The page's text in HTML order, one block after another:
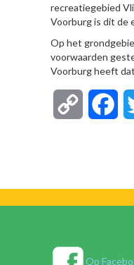
recreatiegebied
Voorburg is dit de
Op het
voorwaarden
Voorburg heeft
Copy
Op